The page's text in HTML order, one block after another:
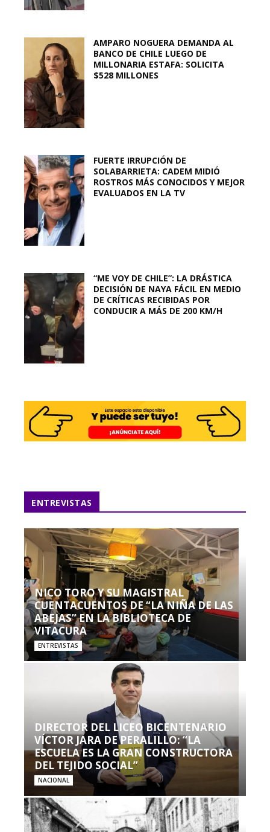
AMPARO NOGUERA DEMANDA AL
BANCO DE CHILE LUEGO DE
MILLONARIA ESTAFA: SOLICITA
$528 MILLONES
FUERTE IRRUPCIÓN DE
SOLABARRIETA: CADEM MIDIÓ
ROSTROS MÁS CONOCIDOS Y MEJOR
EVALUADOS EN LA TV
“ME VOY DE CHILE”: LA DRÁSTICA
DECISIÓN DE NAYA FÁCIL EN MEDIO
DE CRÍTICAS RECIBIDAS POR
CONDUCIR A MÁS DE 200 KM/H
ENTREVISTAS
NICO TORO Y SU MAGISTRAL
CUENTACUENTOS DE “LA NIÑA DE LAS
ABEJAS” EN LA BIBLIOTECA DE
VITACURA
ENTREVISTAS
DIRECTOR DEL LICEO BICENTENARIO
VÍCTOR JARA DE PERALILLO: “LA
ESCUELA ES LA GRAN CONSTRUCTORA
DEL TEJIDO SOCIAL”
NACIONAL